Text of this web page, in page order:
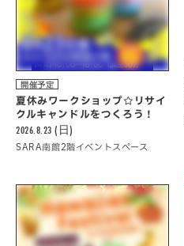
開催予定
夏休みワークショップ☆リサイ
クルキャンドルをつくろう！
2026.8.23 (日)
SARA南館2階イベントスペース